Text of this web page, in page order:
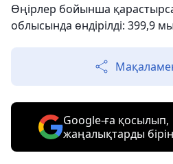
Өңірлер бойынша
облысында өндірілді: 399,9
Google-ға қосылып,
жаңалықтарды